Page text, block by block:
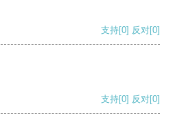
支持[0] 反对[0]
支持[0] 反对[0]